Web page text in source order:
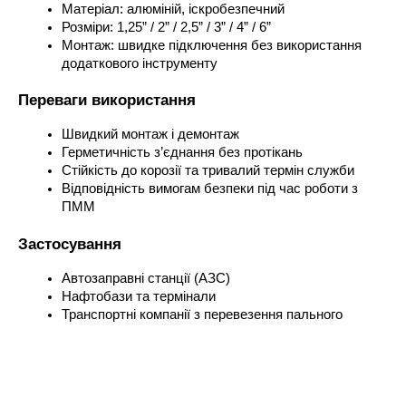
Матеріал: алюміній, іскробезпечний
Розміри: 1,25” / 2” / 2,5” / 3” / 4” / 6”
Монтаж: швидке підключення без використання
додаткового інструменту
Переваги використання
Швидкий монтаж і демонтаж
Герметичність з’єднання без протікань
Стійкість до корозії та тривалий термін служби
Відповідність вимогам безпеки під час роботи з
ПММ
Застосування
Автозаправні станції (АЗС)
Нафтобази та термінали
Транспортні компанії з перевезення пального